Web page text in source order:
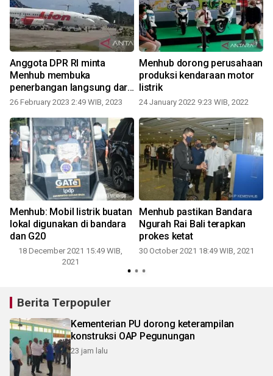
Anggota DPR RI minta
Menhub membuka
penerbangan langsung dari
Biak
26 February 2023 2:49 WIB, 2023
Menhub dorong perusahaan
produksi kendaraan motor
listrik
24 January 2022 9:23 WIB, 2022
Menhub: Mobil listrik buatan
lokal digunakan di bandara
dan G20
18 December 2021 15:49 WIB,
2021
Menhub pastikan Bandara
Ngurah Rai Bali terapkan
prokes ketat
30 October 2021 18:49 WIB, 2021
Berita Terpopuler
Kementerian PU dorong keterampilan
konstruksi OAP Pegunungan
23 jam lalu